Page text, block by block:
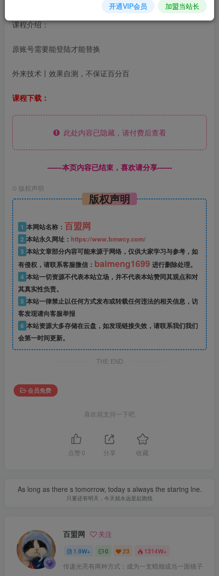
课程介绍：
原账号需要能登陆才能替换
外来技术丨效果自测，不保证百分百
课程下载：
此处内容已隐藏，请付费后查看
------本页内容已结束，喜欢请分享------
© 版权声明
版权声明
1 本网站名称： 百盟网
2 本站永久网址： https://www.bmwcy.com/
3 本站文章部分内容可能来源于网络，仅供大家学习与参考，如
有侵权，请联系客服微信： baimeng1699 进行删除处理。
4 本站一切资源不代表本站立场，并不代表本站赞同其观点和对
其真实性负责。
5 本站一律禁止以任何方式发布或转载任何违法的相关信息，访
客发现请向客服举报
6 本站资源大多存储在云盘，如发现链接失效，请联系我们我们
会第一时间更新。
THE END
会员免费
喜欢就支持一下吧
点赞 0 分享 收藏
As long as there s tomorrow, today s always the startng lne.
只要还有明天，今天就永远是起跑线
百盟网 关注
1.9W+ 0 23 1314W+
传递光亮有两种方式：成为一支蜡烛或当一面镜子
开通VIP会员 加盟当站长